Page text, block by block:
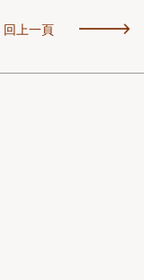
回上一頁